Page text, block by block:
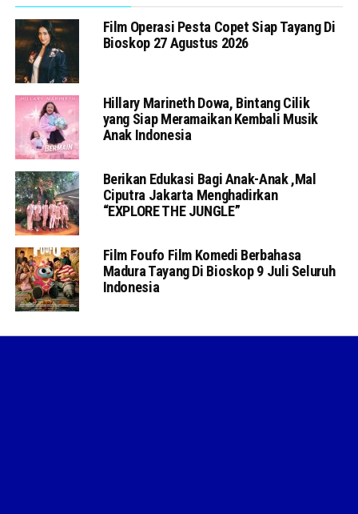
Film Operasi Pesta Copet Siap Tayang Di
Bioskop 27 Agustus 2026
Hillary Marineth Dowa, Bintang Cilik
yang Siap Meramaikan Kembali Musik
Anak Indonesia
Berikan Edukasi Bagi Anak-Anak ,Mal
Ciputra Jakarta Menghadirkan
“EXPLORE THE JUNGLE”
Film Foufo Film Komedi Berbahasa
Madura Tayang Di Bioskop 9 Juli Seluruh
Indonesia